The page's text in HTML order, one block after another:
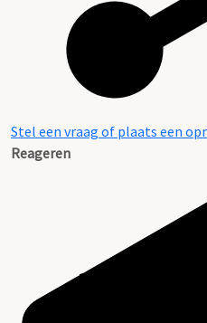
Stel een vraag of plaats een
Reageren